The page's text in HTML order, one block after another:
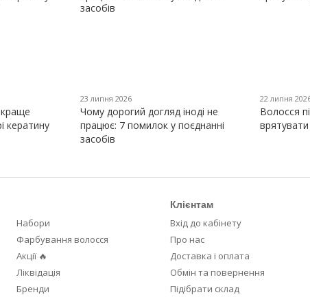
краще
кератину
23 липня 2026
Чому дорогий догляд іноді не
працює: 7 помилок у поєднанні
засобів
22 липня
Волосся
Набори
Фарбування волосся
Акції 🔥
Ліквідація
Бренди
Клієнтам
Вхід до кабінету
Про нас
Доставка і оплата
Обмін та повернення
Підібрати склад